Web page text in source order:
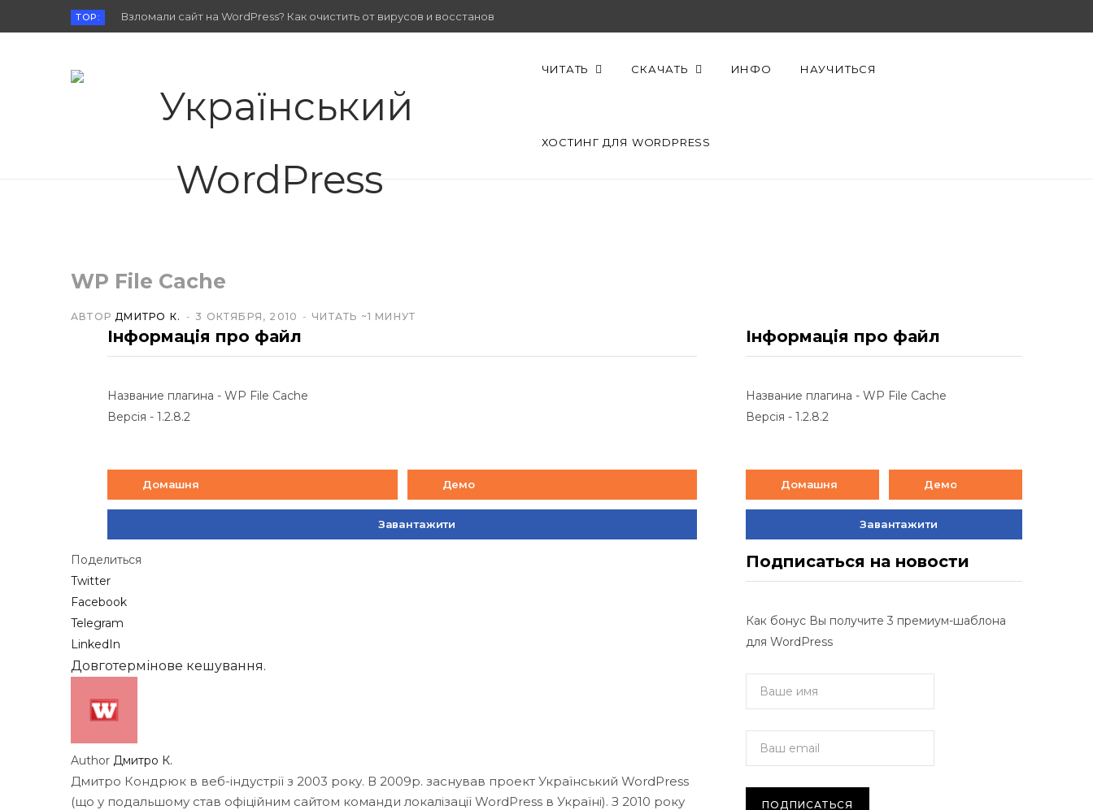
TOP: Взломали сайт на WordPress? Как очистить от вирусов и восстановить работу.
F X Y
ЧИТАТЬ СКАЧАТЬ ИНФО НАУЧИТЬСЯ
ХОСТИНГ ДЛЯ WORDPRESS
WP File Cache
АВТОР ДМИТРО К. 3 ОКТЯБРЯ, 2010 ЧИТАТЬ ~1 МИНУТ
Інформація про файл
Название плагина - WP File Cache
Версія - 1.2.8.2
Домашня Демо
Завантажити
Поделиться
Twitter
Facebook
Telegram
LinkedIn
Довготермінове кешування.
Author Дмитро К.
Дмитро Кондрюк в веб-індустрії з 2003 року. В 2009р. заснував проект Український WordPress
(що у подальшому став офіційним сайтом команди локалізації WordPress в Україні). З 2010 року
Інформація про файл
Название плагина - WP File Cache
Версія - 1.2.8.2
Домашня Демо
Завантажити
Подписаться на новости
Как бонус Вы получите 3 премиум-шаблона
для WordPress